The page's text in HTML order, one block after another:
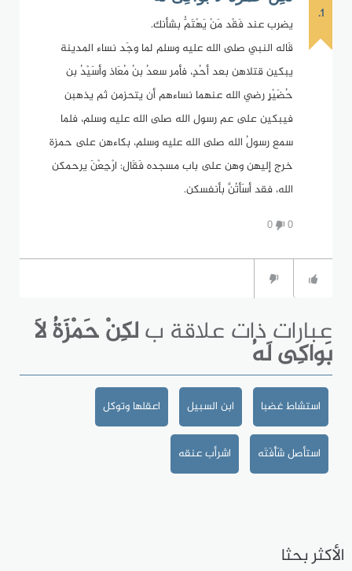
1.
يضرب عند فَقْد مَنْ يَهْتَمُّ بشأنك.
قَاله النبي صلى الله عليه وسلم لما وجَد نساء المدينة
يبكين قتلاهن بعد أحُدٍ، فأمر سعدُ بنُ مُعَاذ وأسَيْدُ بن
حُضَيْرٍ رضي الله عنهما نساءهم أن يتحزمن ثم يذهبن
فيبكين على عم رسول الله صلى الله عليه وسلم، فلما
سمع رسولُ الله صلى الله عليه وسلم، بكاءهن على حمزة
خرج إليهن وهن على باب مسجده فَقَال: ارْجِعْنَ يرحمكن
الله، فقد أسَأتُنَّ بأنفسكن.
0
0
عبارات ذات علاقة بلكِنْ حَمْزَةُ لاَ
بَواكِى لَهُ
استشاط غضبا ابن السبيل اعقلها وتوكل
استأصل شَأْفَتَه اشرأب عنقه
الأكثر بحثا